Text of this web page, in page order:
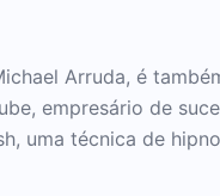
Arruda, é
empresário de
uma técnica de
hipnoterapeutas